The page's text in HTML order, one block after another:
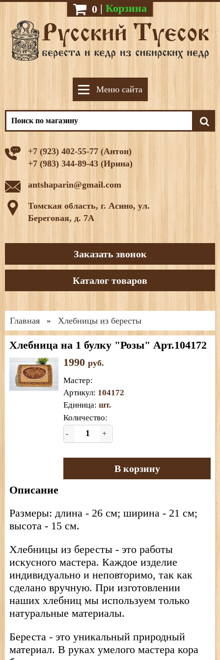
0 | Корзина
Меню сайта
+7 (923) 402-55-77 (Антон)
+7 (983) 344-89-43 (Ирина)
antshaparin@gmail.com
Томская область, г. Асино, ул.
Береговая, д. 7А
Заказать звонок
Каталог товаров
Главная » Хлебницы из бересты
Хлебница на 1 булку "Розы" Арт.104172
1990 руб.
Мастер:
Артикул: 104172
Единица: шт.
Количество:
- +
В корзину
Описание
Размеры: длина - 26 см; ширина - 21 см;
высота - 15 см.
Хлебницы из бересты - это работы
искусного мастера. Каждое изделие
индивидуально и неповторимо, так как
сделано вручную. При изготовлении
наших хлебниц мы используем только
натуральные материалы.
Береста - это уникальный природный
материал. В руках умелого мастера кора